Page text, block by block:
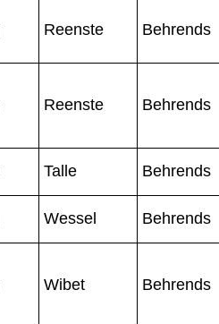
Reenste Behrends
Reenste Behrends
Talle Behrends
Wessel Behrends
Wibet Behrends